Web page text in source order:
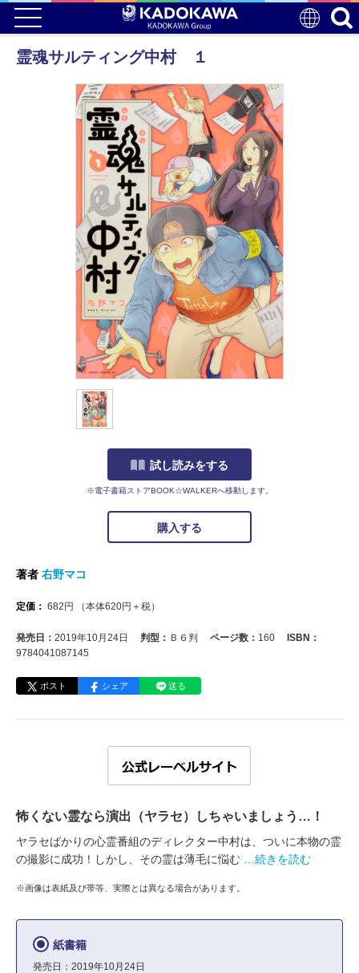
霊魂サルティング中村 １
試し読みをする
※電子書籍ストアBOOK☆WALKERへ移動します。
購入する
著者 右野マコ
定価： 682 円 （本体620円＋税）
発売日： 2019年10月24日 判型： Ｂ６判 ページ数： 160
ISBN：
9784041087145
ポスト シェア 送る
怖くない霊なら演出（ヤラセ）しちゃいましょう…！
ヤラセばかりの心霊番組のディレクター中村は、ついに本物の霊
の撮影に成功！しかし、その霊は薄毛に悩む
…続きを読む
※画像は表紙及び帯等、実際とは異なる場合があります。
紙書籍
発売日：2019年10月24日